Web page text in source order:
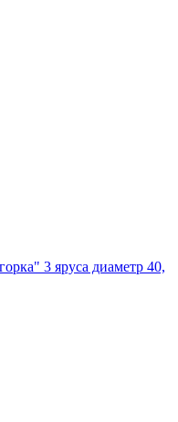
3 яруса диаметр 40,